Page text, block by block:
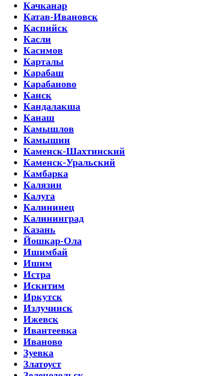
Качканар
Катав-Ивановск
Каспийск
Касли
Касимов
Карталы
Карабаш
Карабаново
Канск
Кандалакша
Канаш
Камышлов
Камышин
Каменск-Шахтинский
Каменск-Уральский
Камбарка
Калязин
Калуга
Калининец
Калининград
Казань
Йошкар-Ола
Ишимбай
Ишим
Истра
Искитим
Иркутск
Излучинск
Ижевск
Ивантеевка
Иваново
Зуевка
Златоуст